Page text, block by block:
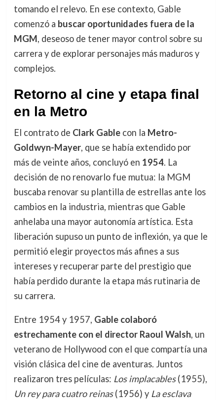
tomando el relevo. En ese contexto, Gable
comenzó a buscar oportunidades fuera de la
MGM, deseoso de tener mayor control sobre su
carrera y de explorar personajes más maduros y
complejos.
Retorno al cine y etapa final
en la Metro
El contrato de Clark Gablecon la Metro-
Goldwyn-Mayer, que se había extendido por
más de veinte años, concluyó en 1954. La
decisión de no renovarlo fue mutua: la MGM
buscaba renovar su plantilla de estrellas ante los
cambios en la industria, mientras que Gable
anhelaba una mayor autonomía artística. Esta
liberación supuso un punto de inflexión, ya que le
permitió elegir proyectos más afines a sus
intereses y recuperar parte del prestigio que
había perdido durante la etapa más rutinaria de
su carrera.
Entre 1954 y 1957, Gable colaboró
estrechamente con el director Raoul Walsh, un
veterano de Hollywood con el que compartía una
visión clásica del cine de aventuras. Juntos
realizaron tres películas: Los implacables(1955),
Un rey para cuatro reinas(1956) y La esclava